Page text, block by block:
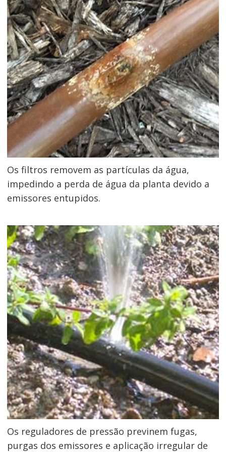
Os filtros removem as partículas da água,
impedindo a perda de água da planta devido a
emissores entupidos.
Os reguladores de pressão previnem fugas,
purgas dos emissores e aplicação irregular de